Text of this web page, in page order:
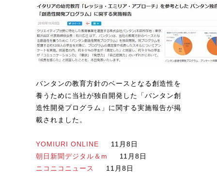
バンタンの教育方針のベースとなる創造性を
養うために当社が独自開発した「バンタン創
造性開発プログラム」に関する実施報告が掲
載されました。
YOMIURI ONLINE
11月8日
朝日新聞デジタル＆m
11月8日
ニコニコニュース
11月8日